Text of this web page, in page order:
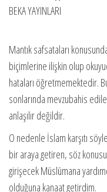
BEKA YAYINLARI
Mantık safsataları
biçimlerine ilişkin olup
hataları öğretmemektedir.
sonlarında mevzubahis
anlaşılır değildir.
O nedenle İslam karşıtı
bir araya getiren, söz
girişecek Müslümana
olduğuna kanaat getirdim.